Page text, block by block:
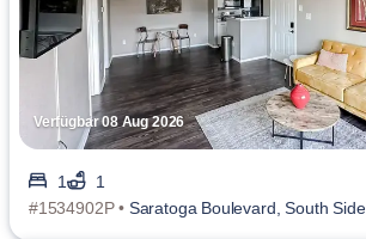
Verfügbar 08 Aug 2026
1
1
#1534902P • Saratoga Boulevard, South Side